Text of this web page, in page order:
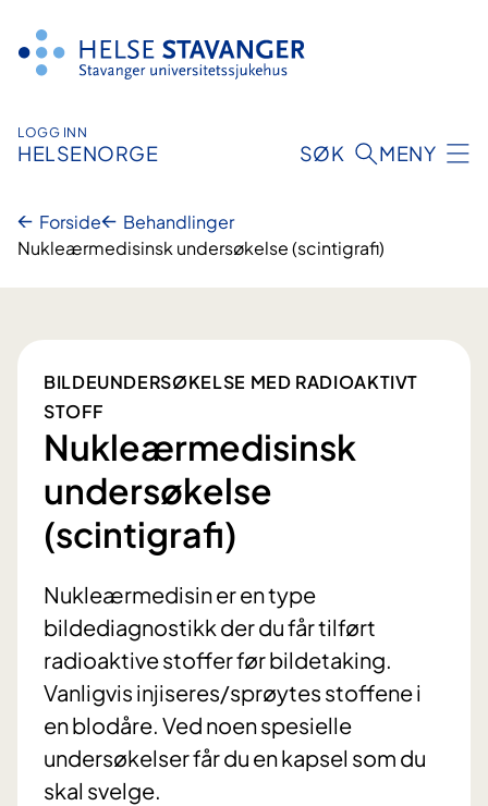
innhold
LOGG INN
HELSENORGE SØK MENY
Forside
Behandlinger
Nukleærmedisinsk undersøkelse (scintigrafi)
BILDEUNDERSØKELSE MED RADIOAKTIVT
STOFF
Nukleærmedisinsk
undersøkelse
(scintigrafi)
Nukleærmedisin er en type
bildediagnostikk der du får tilført
radioaktive stoffer før bildetaking.
Vanligvis injiseres/sprøytes stoffene i
en blodåre. Ved noen spesielle
undersøkelser får du en kapsel som du
skal svelge.